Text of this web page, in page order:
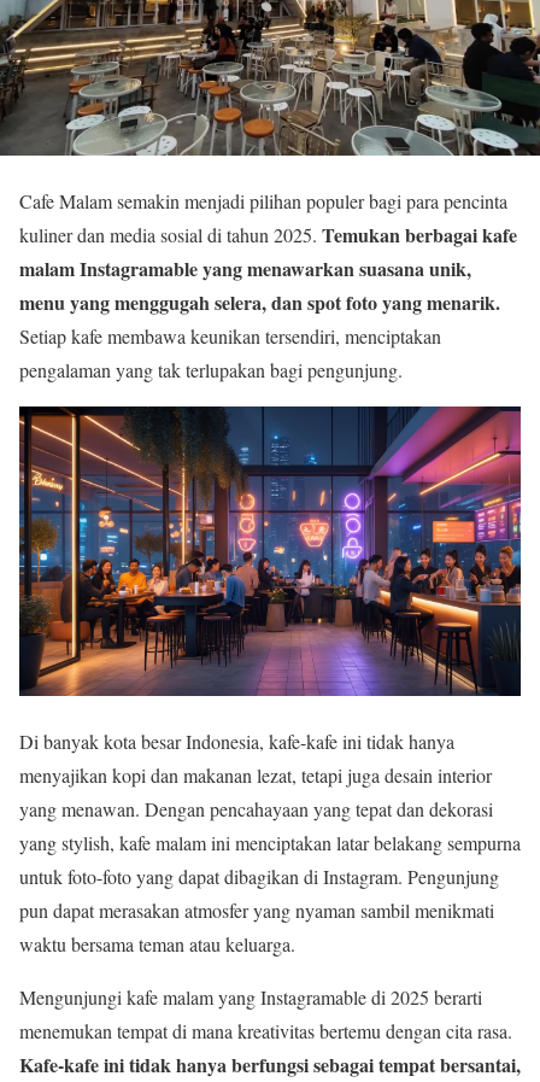
Cafe Malam semakin menjadi pilihan populer bagi para pencinta
kuliner dan media sosial di tahun 2025. Temukan berbagai kafe
malam Instagramable yang menawarkan suasana unik,
menu yang menggugah selera, dan spot foto yang menarik.
Setiap kafe membawa keunikan tersendiri, menciptakan
pengalaman yang tak terlupakan bagi pengunjung.
Di banyak kota besar Indonesia, kafe-kafe ini tidak hanya
menyajikan kopi dan makanan lezat, tetapi juga desain interior
yang menawan. Dengan pencahayaan yang tepat dan dekorasi
yang stylish, kafe malam ini menciptakan latar belakang sempurna
untuk foto-foto yang dapat dibagikan di Instagram. Pengunjung
pun dapat merasakan atmosfer yang nyaman sambil menikmati
waktu bersama teman atau keluarga.
Mengunjungi kafe malam yang Instagramable di 2025 berarti
menemukan tempat di mana kreativitas bertemu dengan cita rasa.
Kafe-kafe ini tidak hanya berfungsi sebagai tempat bersantai,